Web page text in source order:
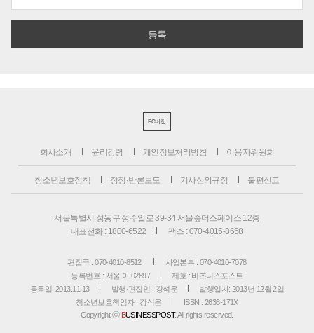
PC버전
회사소개 윤리강령 개인정보처리방침 이용자위원회
청소년보호정책 정정·반론보도 기사심의규정 불편신고
서울특별시 성동구 성수일로 39-34 서울숲더스페이스 12층
대표전화 : 1800-6522
팩스 : 070-4015-8658
편집국 : 070-4010-8512
사업본부 : 070-4010-7078
등록번호 : 서울 아 02897
제호 : 비즈니스포스트
등록일: 2013.11.13
발행·편집인 : 강석운
발행일자: 2013년 12월 2일
청소년보호책임자 : 강석운
ISSN : 2636-171X
Copyright ⓒ BUSINESSPOST. All rights reserved.